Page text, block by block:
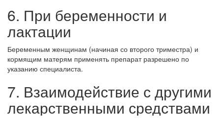
6. При беременности и
лактации
Беременным женщинам (начиная со второго триместра) и
кормящим матерям применять препарат разрешено по
указанию специалиста.
7. Взаимодействие с другими
лекарственными средствами